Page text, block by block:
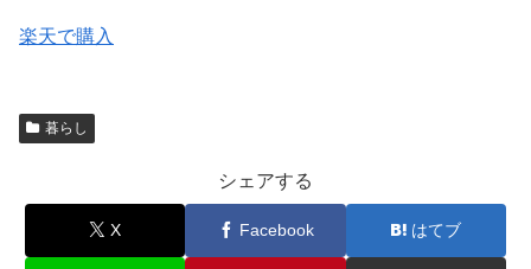
楽天で購入
暮らし
シェアする
X Facebook はてブ